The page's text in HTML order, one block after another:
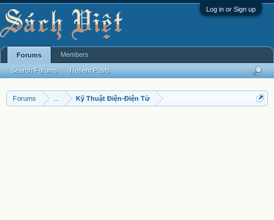
Log in or Sign up
Forums Kỹ Thuật Điện-Điện Tử
Forums
Search Forums Recent Posts
Members